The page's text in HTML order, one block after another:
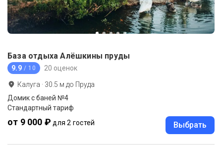
База отдыха Алёшкины пруды
9.9 / 10 20 оценок
Калуга · 30.5 м до Пруда
Домик с баней №4
Стандартный тариф
от 9 000 ₽ для 2 гостей Выбрать